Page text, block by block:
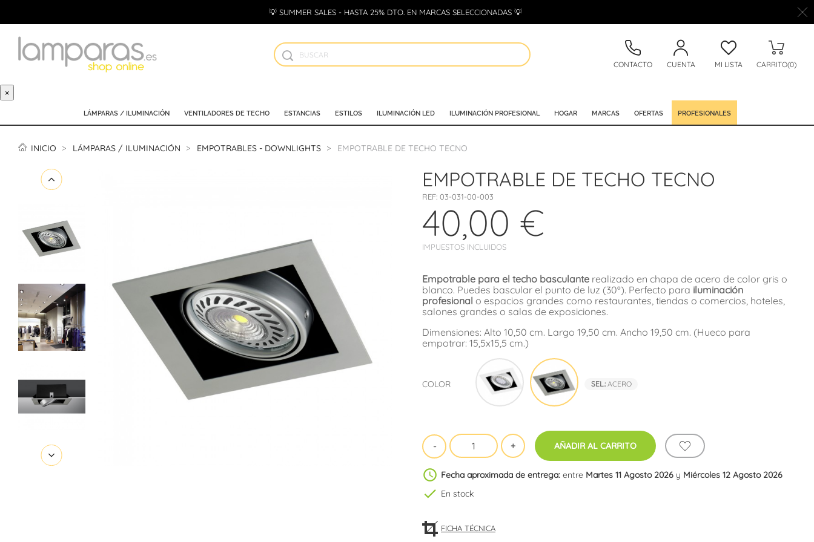
💡 SUMMER SALES - HASTA 25% DTO. EN MARCAS SELECCIONADAS 💡
CONTACTO CUENTA MI LISTA CARRITO(0)
×
LÁMPARAS / ILUMINACIÓN VENTILADORES DE TECHO ESTANCIAS ESTILOS ILUMINACIÓN LED ILUMINACIÓN PROFESIONAL HOGAR MARCAS OFERTAS PROFESIONALES
INICIO LÁMPARAS / ILUMINACIÓN EMPOTRABLES - DOWNLIGHTS EMPOTRABLE DE TECHO TECNO
EMPOTRABLE DE TECHO TECNO
REF: 03-031-00-003
40,00 €
IMPUESTOS INCLUIDOS
Empotrable para el techo basculante realizado en chapa de acero de color gris o
blanco. Puedes bascular el punto de luz (30º). Perfecto para iluminación
profesional o espacios grandes como restaurantes, tiendas o comercios, hoteles,
salones grandes o salas de exposiciones.
Dimensiones: Alto 10,50 cm. Largo 19,50 cm. Ancho 19,50 cm. (Hueco para
empotrar: 15,5x15,5 cm.)
COLOR
Blanco
SEL.:ACERO
AÑADIR AL CARRITO
schedule Fecha aproximada de entrega: entre Martes 11 Agosto 2026 y Miércoles 12 Agosto 2026
check En stock
FICHA TÉCNICA